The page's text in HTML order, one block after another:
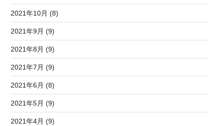
2021年10月 (8)
2021年9月 (9)
2021年8月 (9)
2021年7月 (9)
2021年6月 (8)
2021年5月 (9)
2021年4月 (9)